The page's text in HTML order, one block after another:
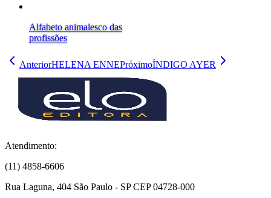
Alfabeto animalesco das
profissões
AnteriorHELENA ENNEPróximoÍNDIGO AYER
Atendimento:
(11) 4858-6606
Rua Laguna, 404 São Paulo - SP CEP 04728-000